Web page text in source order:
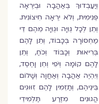
וְיַעַבְדוּךָ בְּאַהֲבָה וּבְיִרְאָה
פְּנִימִית, וְלֹא יִרְאָה חִיצוֹנִית.
וְתֵן לְכָל גְּוִיָּה וּגְוִיָּה מֵהֶם דֵּי
מַחְסוֹרָהּ בְּכָבוֹד, וְתֵן לָהֶם
בְּרִיאוּת וְכָבוֹד וְכֹחַ, וְתֵן
לָהֶם קוֹמָה וְיֹפִי וְחֵן וָחֶסֶד,
וְיִהְיֶה אַהֲבָה וְאַחֲוָה וְשָׁלוֹם
בֵּינֵיהֶם, וְתַזְמִין לָהֶם זִוּוּגִים
הֲגוּנִים מִזֶּרַע תַּלְמִידֵי